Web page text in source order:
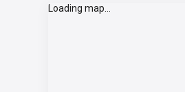
Loading map...